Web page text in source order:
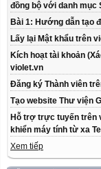
đồng bộ với danh mục
Bài 1: Hướng dẫn tạo
Lấy lại Mật khẩu trên
Kích hoạt tài khoản
violet.vn
Đăng ký Thành viên
Tạo website Thư viện
Hỗ trợ trực tuyến trên
khiển máy tính từ xa
Xem tiếp